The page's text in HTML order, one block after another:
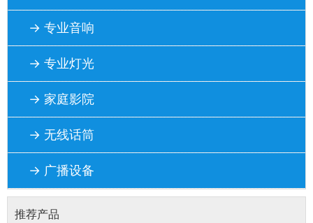
→ 专业音响
→ 专业灯光
→ 家庭影院
→ 无线话筒
→ 广播设备
推荐产品